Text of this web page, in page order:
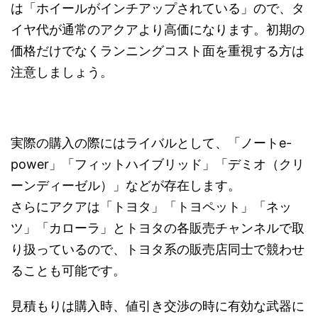
は「ホイールがインチアップされている」ので、タ
イヤ代が通常のアクアより高価になります。初期の
価格だけでなくランニングコスト面を重視する方は
注意しましょう。
実際の購入の際にはライバルとして、「ノートe-
power」「フィットハイブリッド」「デミオ（クリ
ーンディーゼル）」などが存在します。
さらにアクアは「トヨタ」「トヨペット」「ネッ
ツ」「カローラ」とトヨタの各販売チャンネルで取
り扱っているので、トヨタ系の販売店同士で競わせ
ることも可能です。
見積もりは購入時、値引き交渉の時に有効な武器に